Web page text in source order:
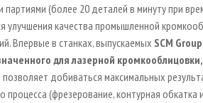
(более 20 деталей в минуту при
улучшения качества промышленной
Впервые в станках, выпускаемых SCM Group
для лазерной
добиваться максимальных
процесса (фрезерование, контурная